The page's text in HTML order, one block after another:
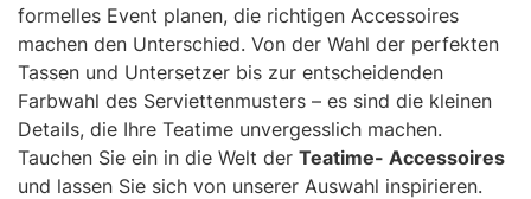
formelles Event planen, die richtigen Accessoires
machen den Unterschied. Von der Wahl der perfekten
Tassen und Untersetzer bis zur entscheidenden
Farbwahl des Serviettenmusters – es sind die kleinen
Details, die Ihre Teatime unvergesslich machen.
Tauchen Sie ein in die Welt der Teatime- Accessoires
und lassen Sie sich von unserer Auswahl inspirieren.